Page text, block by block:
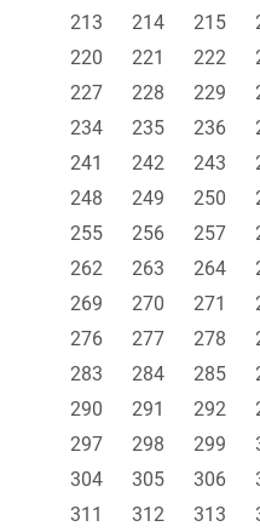
213
214 215
220
221 222
227
228 229
234
235 236
241
242 243
248
249 250
255
256 257
262
263 264
269
270 271
276
277 278
283
284 285
290
291 292
297
298 299
304
305 306
311
312 313